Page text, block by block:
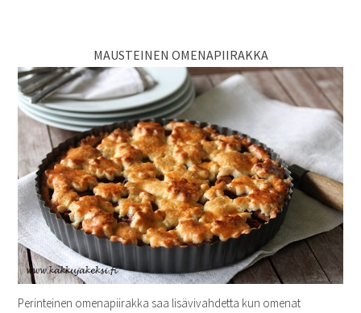
MAUSTEINEN OMENAPIIRAKKA
Perinteinen omenapiirakka saa lisävivahdetta kun omenat